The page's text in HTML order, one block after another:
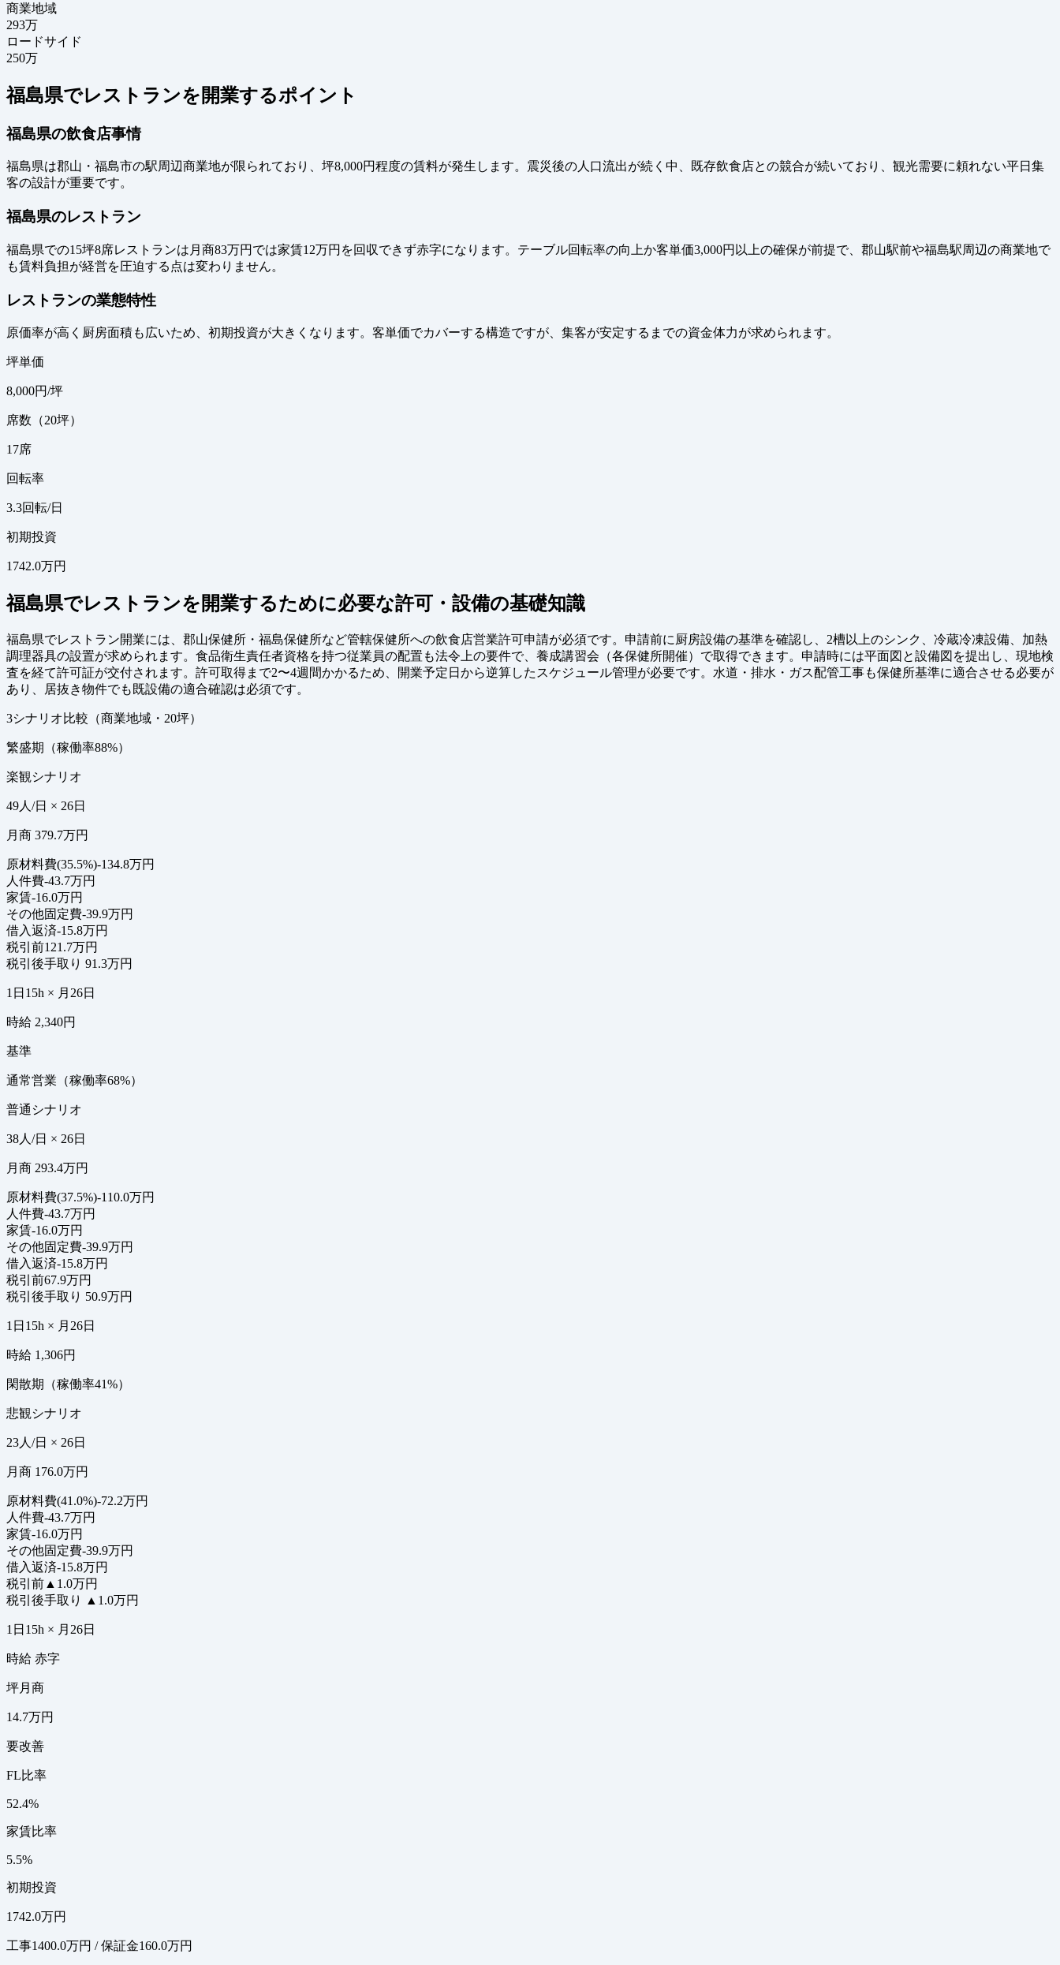
商業地域
293万
ロードサイド
250万
福島県でレストランを開業するポイント
福島県の飲食店事情
福島県は郡山・福島市の駅周辺商業地が限られており、坪8,000円程度の賃料が発生します。震災後の人口流出が続く中、既存飲食店との競合が続いており、観光需要に頼れない平日集
客の設計が重要です。
福島県のレストラン
福島県での15坪8席レストランは月商83万円では家賃12万円を回収できず赤字になります。テーブル回転率の向上か客単価3,000円以上の確保が前提で、郡山駅前や福島駅周辺の商業地で
も賃料負担が経営を圧迫する点は変わりません。
レストランの業態特性
原価率が高く厨房面積も広いため、初期投資が大きくなります。客単価でカバーする構造ですが、集客が安定するまでの資金体力が求められます。
坪単価
8,000円/坪
席数（20坪）
17席
回転率
3.3回転/日
初期投資
1742.0万円
福島県でレストランを開業するために必要な許可・設備の基礎知識
福島県でレストラン開業には、郡山保健所・福島保健所など管轄保健所への飲食店営業許可申請が必須です。申請前に厨房設備の基準を確認し、2槽以上のシンク、冷蔵冷凍設備、加熱
調理器具の設置が求められます。食品衛生責任者資格を持つ従業員の配置も法令上の要件で、養成講習会（各保健所開催）で取得できます。申請時には平面図と設備図を提出し、現地検
査を経て許可証が交付されます。許可取得まで2〜4週間かかるため、開業予定日から逆算したスケジュール管理が必要です。水道・排水・ガス配管工事も保健所基準に適合させる必要が
あり、居抜き物件でも既設備の適合確認は必須です。
3シナリオ比較（商業地域・20坪）
繁盛期（稼働率88%）
楽観シナリオ
49人/日 × 26日
月商 379.7万円
原材料費(35.5%)-134.8万円
人件費-43.7万円
家賃-16.0万円
その他固定費-39.9万円
借入返済-15.8万円
税引前121.7万円
税引後手取り 91.3万円
1日15h × 月26日
時給 2,340円
基準
通常営業（稼働率68%）
普通シナリオ
38人/日 × 26日
月商 293.4万円
原材料費(37.5%)-110.0万円
人件費-43.7万円
家賃-16.0万円
その他固定費-39.9万円
借入返済-15.8万円
税引前67.9万円
税引後手取り 50.9万円
1日15h × 月26日
時給 1,306円
閑散期（稼働率41%）
悲観シナリオ
23人/日 × 26日
月商 176.0万円
原材料費(41.0%)-72.2万円
人件費-43.7万円
家賃-16.0万円
その他固定費-39.9万円
借入返済-15.8万円
税引前 ▲1.0万円
税引後手取り
▲1.0万円
1日15h × 月26日
時給 赤字
坪月商
14.7万円
要改善
FL比率
52.4%
家賃比率
5.5%
初期投資
1742.0万円
工事1400.0万円 / 保証金160.0万円